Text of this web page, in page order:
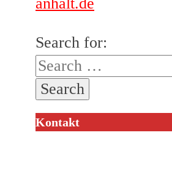
Search for:
Kontakt